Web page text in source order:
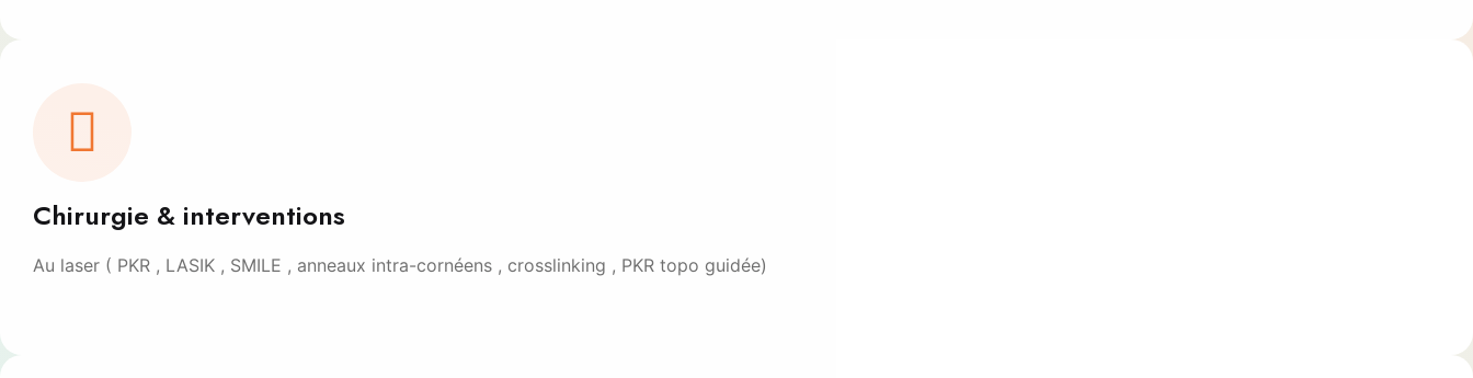
Chirurgie & interventions
Au laser ( PKR , LASIK , SMILE , anneaux intra-cornéens , crosslinking , PKR topo guidée)